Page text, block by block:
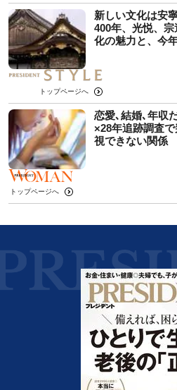
新しい文化は安
400年、光悦、
化の魅力と、今
トップページへ
恋愛､結婚､年収
×28年追跡調査
視できない関係
トップページへ